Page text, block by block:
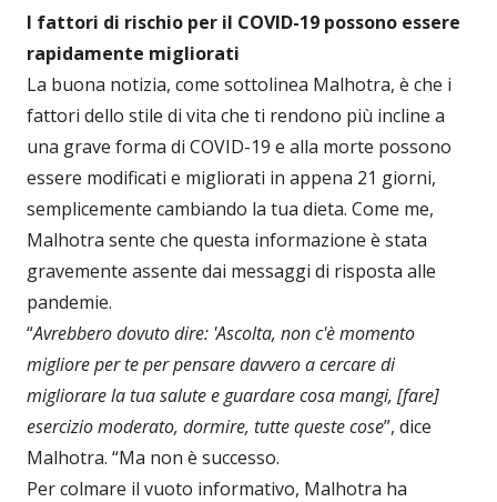
I fattori di rischio per il COVID-19 possono essere
rapidamente migliorati
La buona notizia, come sottolinea Malhotra, è che i
fattori dello stile di vita che ti rendono più incline a
una grave forma di COVID-19 e alla morte possono
essere modificati e migliorati in appena 21 giorni,
semplicemente cambiando la tua dieta. Come me,
Malhotra sente che questa informazione è stata
gravemente assente dai messaggi di risposta alle
pandemie.
“Avrebbero dovuto dire: 'Ascolta, non c'è momento
migliore per te per pensare davvero a cercare di
migliorare la tua salute e guardare cosa mangi, [fare]
esercizio moderato, dormire, tutte queste cose”, dice
Malhotra. “Ma non è successo.
Per colmare il vuoto informativo, Malhotra ha